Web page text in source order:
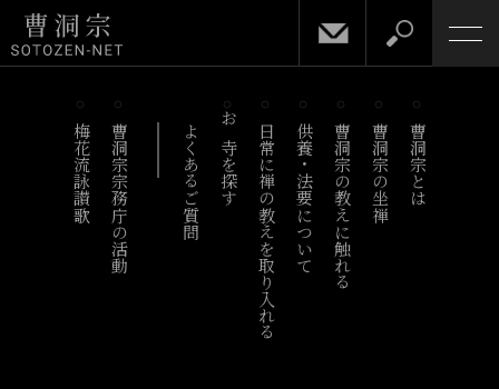
梅花流詠讃歌 曹洞宗宗務庁の活動 よくあるご質問 お寺を探す 日常に禅の教えを取り入れる供養・法要について曹洞宗の教えに触れる 曹洞宗の坐禅 曹洞宗とは